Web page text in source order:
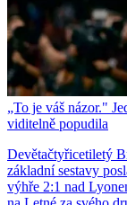
„To je váš názor."
viditelně popudila
Devětačtyřicetiletý
základní sestavy
výhře 2:1 nad